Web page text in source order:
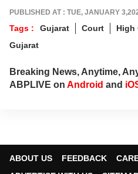
PUBLISHED AT : TUE, JANUARY
Tags : Gujarat Court High
Gujarat
Breaking News, Anytime,
ABPLIVE on Android and
ABOUT US FEEDBACK